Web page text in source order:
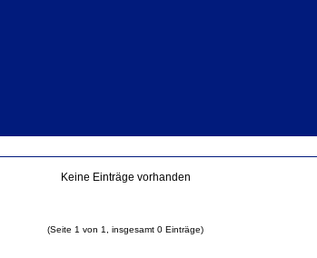
Keine Einträge vorhanden
(Seite 1 von 1, insgesamt 0 Einträge)